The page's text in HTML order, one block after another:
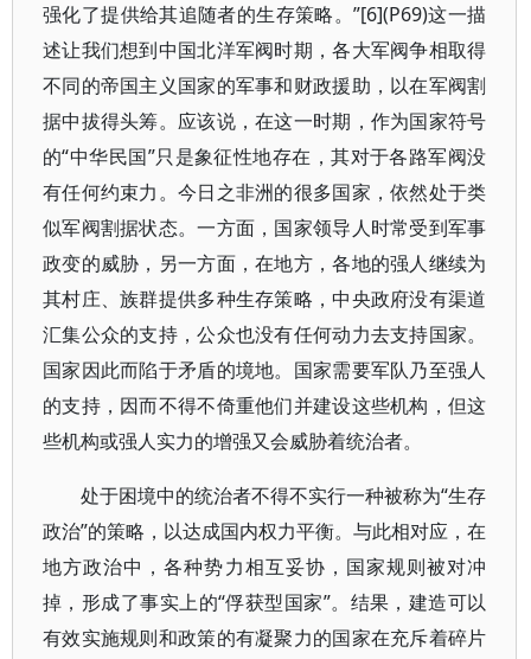
强化了提供给其追随者的生存策略。”[6](P69)这一描
述让我们想到中国北洋军阀时期，各大军阀争相取得
不同的帝国主义国家的军事和财政援助，以在军阀割
据中拔得头筹。应该说，在这一时期，作为国家符号
的“中华民国”只是象征性地存在，其对于各路军阀没
有任何约束力。今日之非洲的很多国家，依然处于类
似军阀割据状态。一方面，国家领导人时常受到军事
政变的威胁，另一方面，在地方，各地的强人继续为
其村庄、族群提供多种生存策略，中央政府没有渠道
汇集公众的支持，公众也没有任何动力去支持国家。
国家因此而陷于矛盾的境地。国家需要军队乃至强人
的支持，因而不得不倚重他们并建设这些机构，但这
些机构或强人实力的增强又会威胁着统治者。
处于困境中的统治者不得不实行一种被称为“生存
政治”的策略，以达成国内权力平衡。与此相对应，在
地方政治中，各种势力相互妥协，国家规则被对冲
掉，形成了事实上的“俘获型国家”。结果，建造可以
有效实施规则和政策的有凝聚力的国家在充斥着碎片